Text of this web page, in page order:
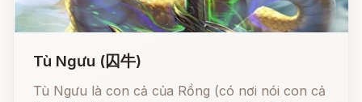
Tù Ngưu (囚牛)
Tù Ngưu là con cả của Rồng (có nơi nói con cả